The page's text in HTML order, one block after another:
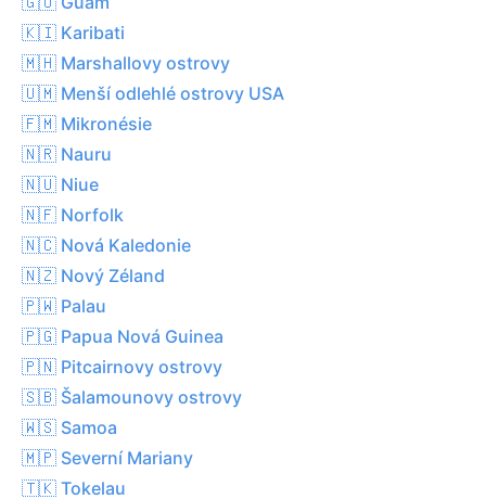
🇰🇮 Karibati
🇲🇭 Marshallovy ostrovy
🇺🇲 Menší odlehlé ostrovy USA
🇫🇲 Mikronésie
🇳🇷 Nauru
🇳🇺 Niue
🇳🇫 Norfolk
🇳🇨 Nová Kaledonie
🇳🇿 Nový Zéland
🇵🇼 Palau
🇵🇬 Papua Nová Guinea
🇵🇳 Pitcairnovy ostrovy
🇸🇧 Šalamounovy ostrovy
🇼🇸 Samoa
🇲🇵 Severní Mariany
🇹🇰 Tokelau